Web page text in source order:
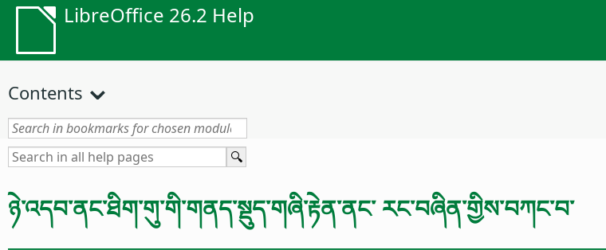
LibreOffice 26.2 Help
Contents
ཉེ་འདབ་ནང་ཐིག་གུ་གི་གནད་སྡུད་གཞི་རྟེན་ནང་ རང་བཞིན་གྱིས་བཀང་བ་